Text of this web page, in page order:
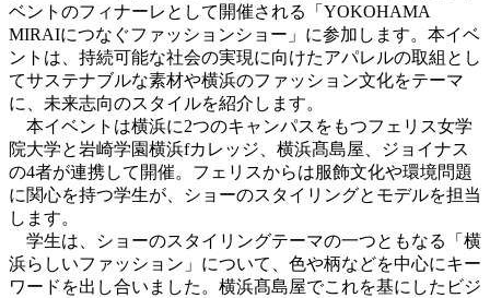
ベントのフィナーレとして開催される「YOKOHAMA
MIRAIにつなぐファッションショー」に参加します。本イベ
ントは、持続可能な社会の実現に向けたアパレルの取組とし
てサステナブルな素材や横浜のファッション文化をテーマ
に、未来志向のスタイルを紹介します。
本イベントは横浜に2つのキャンパスをもつフェリス女学
院大学と岩崎学園横浜fカレッジ、横浜髙島屋、ジョイナス
の4者が連携して開催。フェリスからは服飾文化や環境問題
に関心を持つ学生が、ショーのスタイリングとモデルを担当
します。
学生は、ショーのスタイリングテーマの一つともなる「横
浜らしいファッション」について、色や柄などを中心にキー
ワードを出し合いました。横浜髙島屋でこれを基にしたビジ